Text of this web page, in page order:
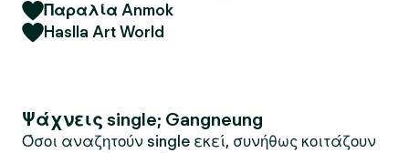
Παραλία Anmok
Haslla Art World
Ψάχνεις single; Gangneung
Όσοι αναζητούν single εκεί, συνήθως κοιτάζουν